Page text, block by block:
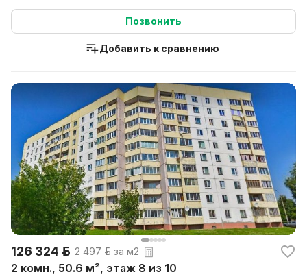
инфраструктура...
Позвонить
Добавить к сравнению
126 324 р. 2 497 р. за м2
2 комн., 50.6 м², этаж 8 из 10